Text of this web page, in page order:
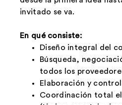
invitado se va.
En qué consiste:
Diseño integral del
Búsqueda,
todos los
Elaboración y
Coordinación total